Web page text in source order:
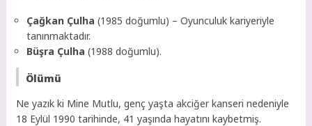
Çağkan Çulha (1985 doğumlu) – Oyunculuk kariyeriyle
tanınmaktadır.
Büşra Çulha (1988 doğumlu).
Ölümü
Ne yazık ki Mine Mutlu, genç yaşta akciğer kanseri nedeniyle
18 Eylül 1990 tarihinde, 41 yaşında hayatını kaybetmiş.